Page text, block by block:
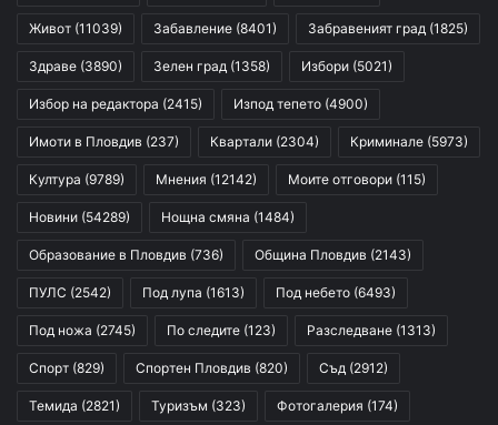
Живот (11039) Забавление (8401) Забравеният град (1825)
Здраве (3890) Зелен град (1358) Избори (5021)
Избор на редактора (2415) Изпод тепето (4900)
Имоти в Пловдив (237) Квартали (2304) Криминале (5973)
Култура (9789) Мнения (12142) Моите отговори (115)
Новини (54289) Нощна смяна (1484)
Образование в Пловдив (736) Община Пловдив (2143)
ПУЛС (2542) Под лупа (1613) Под небето (6493)
Под ножа (2745) По следите (123) Разследване (1313)
Спорт (829) Спортен Пловдив (820) Съд (2912)
Темида (2821) Туризъм (323) Фотогалерия (174)